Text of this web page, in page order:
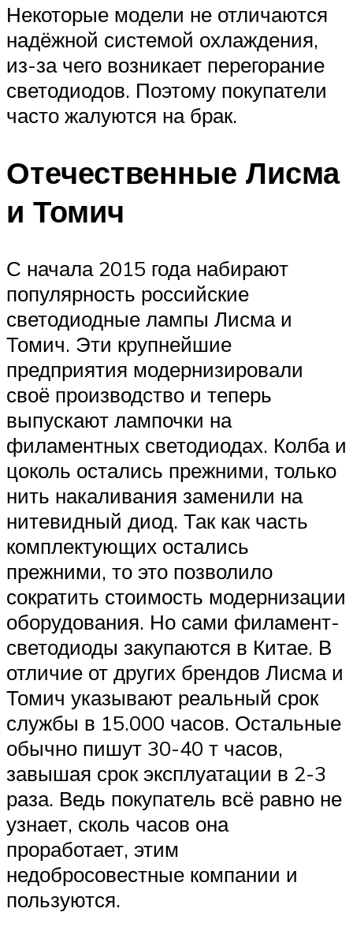
Некоторые модели не отличаются
надёжной системой охлаждения,
из-за чего возникает перегорание
светодиодов. Поэтому покупатели
часто жалуются на брак.
Отечественные Лисма
и Томич
С начала 2015 года набирают
популярность российские
светодиодные лампы Лисма и
Томич. Эти крупнейшие
предприятия модернизировали
своё производство и теперь
выпускают лампочки на
филаментных светодиодах. Колба и
цоколь остались прежними, только
нить накаливания заменили на
нитевидный диод. Так как часть
комплектующих остались
прежними, то это позволило
сократить стоимость модернизации
оборудования. Но сами филамент-
светодиоды закупаются в Китае. В
отличие от других брендов Лисма и
Томич указывают реальный срок
службы в 15.000 часов. Остальные
обычно пишут 30-40 т часов,
завышая срок эксплуатации в 2-3
раза. Ведь покупатель всё равно не
узнает, сколь часов она
проработает, этим
недобросовестные компании и
пользуются.